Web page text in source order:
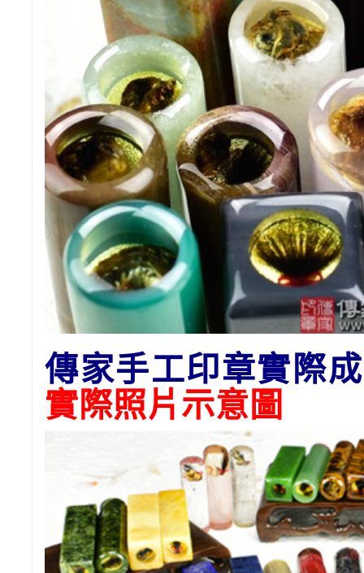
傳家手工印章實際
實際照片示意圖